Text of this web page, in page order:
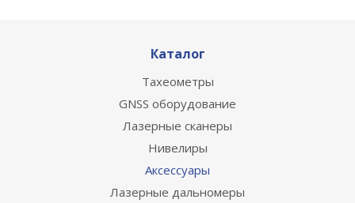
Каталог
Тахеометры
GNSS оборудование
Лазерные сканеры
Нивелиры
Аксессуары
Лазерные дальномеры